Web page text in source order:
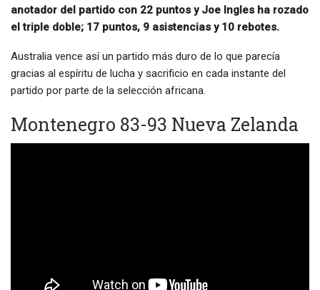
anotador del partido con 22 puntos y Joe Ingles ha rozado
el triple doble; 17 puntos, 9 asistencias y 10 rebotes.
Australia vence así un partido más duro de lo que parecía
gracias al espíritu de lucha y sacrificio en cada instante del
partido por parte de la selección africana.
Montenegro 83-93 Nueva Zelanda